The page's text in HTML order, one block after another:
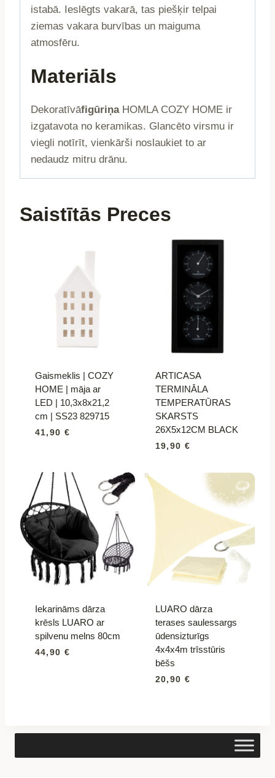
istabā. Ieslēgts vakarā, tas piešķir telpai
ziemas vakara burvības un maiguma
atmosfēru.
Materiāls
DekoratīvāfigūriņaHOMLA COZY HOME ir
izgatavota no keramikas. Glancēto virsmu ir
viegli notīrīt, vienkārši noslaukiet to ar
nedaudz mitru drānu.
Saistītās Preces
Gaismeklis | COZY
HOME | māja ar
LED | 10,3x8x21,2
cm | SS23 829715
41,90 €
ARTICASA
TERMINĀLA
TEMPERATŪRAS
SKARSTS
26X5x12CM BLACK
19,90 €
Iekarināms dārza
krēsls LUARO ar
spilvenu melns 80cm
44,90 €
LUARO dārza
terases saulessargs
ūdensizturīgs
4x4x4m trīsstūris
bēšs
20,90 €